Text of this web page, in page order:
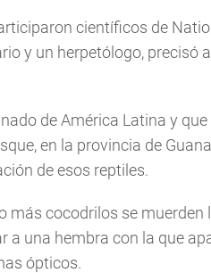
científicos de
y un herpetólogo, precisó
de América Latina y
en la provincia de
de esos reptiles.
cocodrilos se muerden
una hembra con la que
ópticos.